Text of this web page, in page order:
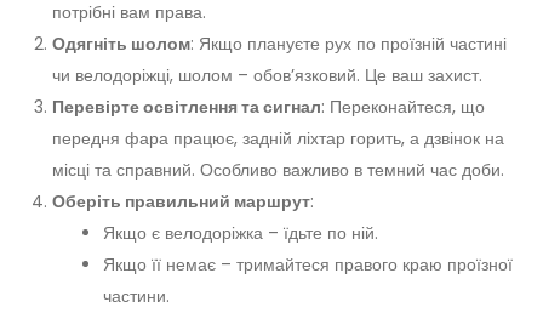
потрібні вам права.
Одягніть шолом: Якщо плануєте рух по проїзній частині
чи велодоріжці, шолом – обов’язковий. Це ваш захист.
Перевірте освітлення та сигнал: Переконайтеся, що
передня фара працює, задній ліхтар горить, а дзвінок на
місці та справний. Особливо важливо в темний час доби.
Оберіть правильний маршрут:
Якщо є велодоріжка – їдьте по ній.
Якщо її немає – тримайтеся правого краю проїзної
частини.